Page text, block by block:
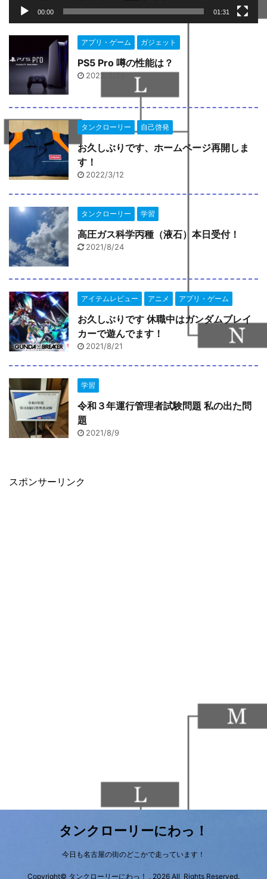
00:00 01:31
アプリ・ゲーム ガジェット
PS5 Pro 噂の性能は？
2022/3/26
タンクローリー 自己啓発
お久しぶりです、ホームページ再開しま
す！
2022/3/12
タンクローリー 学習
高圧ガス科学丙種（液石）本日受付！
2021/8/24
アイテムレビュー アニメ アプリ・ゲーム
お久しぶりです 休職中はガンダムブレイ
カーで遊んでます！
2021/8/21
学習
令和３年運行管理者試験問題 私の出た問
題
2021/8/9
スポンサーリンク
タンクローリーにわっ！
今日も名古屋の街のどこかで走っています！
Copyright© タンクローリーにわっ！ , 2026 All Rights Reserved.